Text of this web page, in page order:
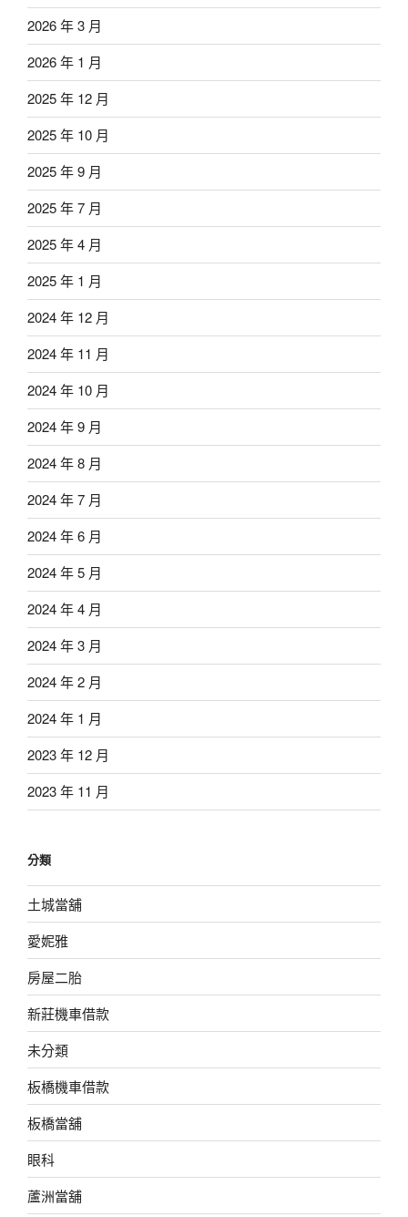
2026 年 3 月
2026 年 1 月
2025 年 12 月
2025 年 10 月
2025 年 9 月
2025 年 7 月
2025 年 4 月
2025 年 1 月
2024 年 12 月
2024 年 11 月
2024 年 10 月
2024 年 9 月
2024 年 8 月
2024 年 7 月
2024 年 6 月
2024 年 5 月
2024 年 4 月
2024 年 3 月
2024 年 2 月
2024 年 1 月
2023 年 12 月
2023 年 11 月
分類
土城當舖
愛妮雅
房屋二胎
新莊機車借款
未分類
板橋機車借款
板橋當舖
眼科
蘆洲當舖